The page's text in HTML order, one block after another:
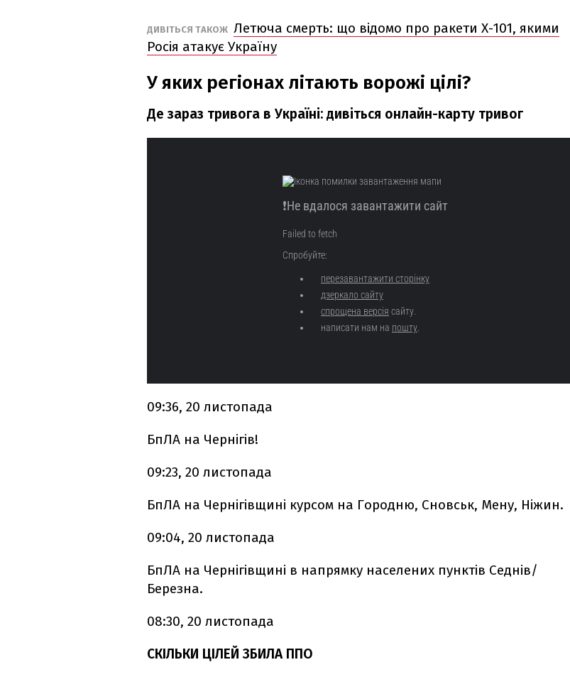
ДИВІТЬСЯ ТАКОЖ Летюча смерть: що відомо про ракети Х-101, якими
Росія атакує Україну
У яких регіонах літають ворожі цілі?
Де зараз тривога в Україні: дивіться онлайн-карту тривог
09:36, 20 листопада
БпЛА на Чернігів!
09:23, 20 листопада
БпЛА на Чернігівщині курсом на Городню, Сновськ, Мену, Ніжин.
09:04, 20 листопада
БпЛА на Чернігівщині в напрямку населених пунктів Седнів/
Березна.
08:30, 20 листопада
СКІЛЬКИ ЦІЛЕЙ ЗБИЛА ППО